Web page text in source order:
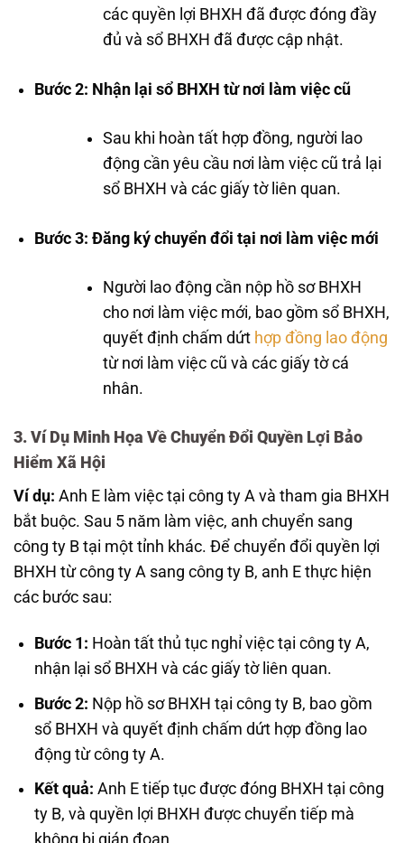
các quyền lợi BHXH đã được đóng đầy
đủ và sổ BHXH đã được cập nhật.
Bước 2: Nhận lại sổ BHXH từ nơi làm việc cũ
Sau khi hoàn tất hợp đồng, người lao
động cần yêu cầu nơi làm việc cũ trả lại
sổ BHXH và các giấy tờ liên quan.
Bước 3: Đăng ký chuyển đổi tại nơi làm việc mới
Người lao động cần nộp hồ sơ BHXH
cho nơi làm việc mới, bao gồm sổ BHXH,
quyết định chấm dứthợp đồng lao động
từ nơi làm việc cũ và các giấy tờ cá
nhân.
3. Ví Dụ Minh Họa Về Chuyển Đổi Quyền Lợi Bảo
Hiểm Xã Hội
Ví dụ: Anh E làm việc tại công ty A và tham gia BHXH
bắt buộc. Sau 5 năm làm việc, anh chuyển sang
công ty B tại một tỉnh khác. Để chuyển đổi quyền lợi
BHXH từ công ty A sang công ty B, anh E thực hiện
các bước sau:
Bước 1: Hoàn tất thủ tục nghỉ việc tại công ty A,
nhận lại sổ BHXH và các giấy tờ liên quan.
Bước 2: Nộp hồ sơ BHXH tại công ty B, bao gồm
sổ BHXH và quyết định chấm dứt hợp đồng lao
động từ công ty A.
Kết quả: Anh E tiếp tục được đóng BHXH tại công
ty B, và quyền lợi BHXH được chuyển tiếp mà